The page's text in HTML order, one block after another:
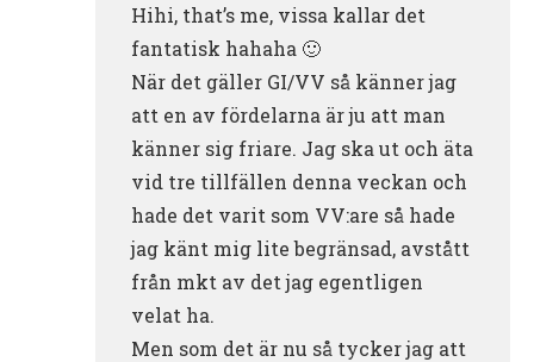
Hihi, that’s me, vissa kallar det
fantatisk hahaha 🙂
När det gäller GI/VV så känner jag
att en av fördelarna är ju att man
känner sig friare. Jag ska ut och äta
vid tre tillfällen denna veckan och
hade det varit som VV:are så hade
jag känt mig lite begränsad, avstått
från mkt av det jag egentligen
velat ha.
Men som det är nu så tycker jag att